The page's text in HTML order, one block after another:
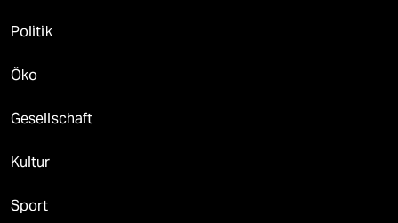
Politik
Öko
Gesellschaft
Kultur
Sport